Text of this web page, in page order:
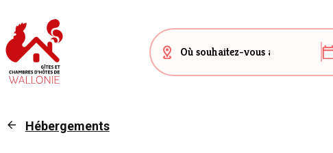
Hébergements